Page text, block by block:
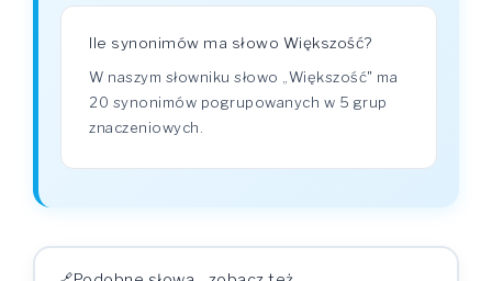
Ile synonimów ma słowo Większość?
W naszym słowniku słowo „Większość" ma
20 synonimów pogrupowanych w 5 grup
znaczeniowych.